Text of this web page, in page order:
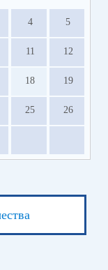
4 5
11 12
18 19
25 26